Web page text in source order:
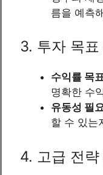
름을 예측
3. 투자 목표
수익률 목
명확한 수
유동성 필
할 수 있는
4. 고급 전략